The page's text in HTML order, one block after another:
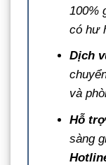
100%
có hư
Dịch
và
Hỗ
sàng